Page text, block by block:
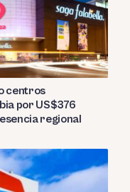
centros
por US$376
regional